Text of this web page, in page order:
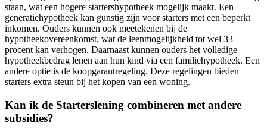
staan, wat een hogere startershypotheek mogelijk maakt. Een
generatiehypotheek kan gunstig zijn voor starters met een beperkt
inkomen. Ouders kunnen ook meetekenen bij de
hypotheekovereenkomst, wat de leenmogelijkheid tot wel 33
procent kan verhogen. Daarnaast kunnen ouders het volledige
hypotheekbedrag lenen aan hun kind via een familiehypotheek. Een
andere optie is de koopgarantregeling. Deze regelingen bieden
starters extra steun bij het kopen van een woning.
Kan ik de Starterslening combineren met andere
subsidies?